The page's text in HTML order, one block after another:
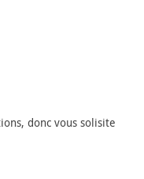
donc vous solisite